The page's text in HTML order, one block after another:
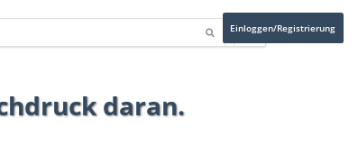
Einloggen/Registrierung
daran.